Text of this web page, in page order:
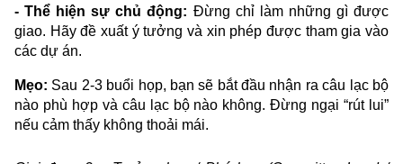
- Thể hiện sự chủ động: Đừng chỉ làm những gì được
giao. Hãy đề xuất ý tưởng và xin phép được tham gia vào
các dự án.
Mẹo: Sau 2-3 buổi họp, bạn sẽ bắt đầu nhận ra câu lạc bộ
nào phù hợp và câu lạc bộ nào không. Đừng ngại “rút lui”
nếu cảm thấy không thoải mái.